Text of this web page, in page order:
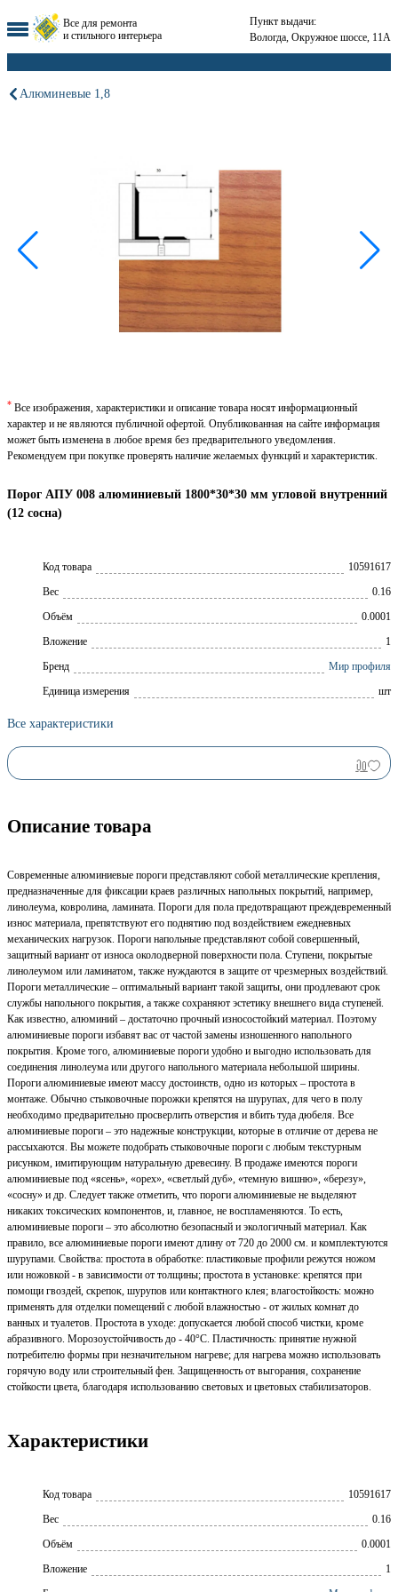
Все для ремонта
и стильного интерьера
Пункт выдачи:
Вологда, Окружное шоссе, 11А
Алюминевые 1,8
Порог АПУ 008 алюминиевый 1800*30*30 мм угловой внутренний
(12 сосна)
Код товара
10591617
Вес
0.16
Объём
0.0001
Вложение
1
Брeнд
Мир профиля
Единица измерения
шт
Все характеристики
* Все изображения, характеристики и описание товара носят информационный
характер и не являются публичной офертой. Опубликованная на сайте информация
может быть изменена в любое время без предварительного уведомления.
Рекомендуем при покупке проверять наличие желаемых функций и характеристик.
Описание товара
Современные алюминиевые пороги представляют собой металлические крепления,
предназначенные для фиксации краев различных напольных покрытий, например,
линолеума, ковролина, ламината. Пороги для пола предотвращают преждевременный
износ материала, препятствуют его поднятию под воздействием ежедневных
механических нагрузок. Пороги напольные представляют собой совершенный,
защитный вариант от износа околодверной поверхности пола. Ступени, покрытые
линолеумом или ламинатом, также нуждаются в защите от чрезмерных воздействий.
Пороги металлические – оптимальный вариант такой защиты, они продлевают срок
службы напольного покрытия, а также сохраняют эстетику внешнего вида ступеней.
Как известно, алюминий – достаточно прочный износостойкий материал. Поэтому
алюминиевые пороги избавят вас от частой замены изношенного напольного
покрытия. Кроме того, алюминиевые пороги удобно и выгодно использовать для
соединения линолеума или другого напольного материала небольшой ширины.
Пороги алюминиевые имеют массу достоинств, одно из которых – простота в
монтаже. Обычно стыковочные порожки крепятся на шурупах, для чего в полу
необходимо предварительно просверлить отверстия и вбить туда дюбеля. Все
алюминиевые пороги – это надежные конструкции, которые в отличие от дерева не
рассыхаются. Вы можете подобрать стыковочные пороги с любым текстурным
рисунком, имитирующим натуральную древесину. В продаже имеются пороги
алюминиевые под «ясень», «орех», «светлый дуб», «темную вишню», «березу»,
«сосну» и др. Следует также отметить, что пороги алюминиевые не выделяют
никаких токсических компонентов, и, главное, не воспламеняются. То есть,
алюминиевые пороги – это абсолютно безопасный и экологичный материал. Как
правило, все алюминиевые пороги имеют длину от 720 до 2000 см. и комплектуются
шурупами. Свойства: простота в обработке: пластиковые профили режутся ножом
или ножовкой - в зависимости от толщины; простота в установке: крепятся при
помощи гвоздей, скрепок, шурупов или контактного клея; влагостойкость: можно
применять для отделки помещений с любой влажностью - от жилых комнат до
ванных и туалетов. Простота в уходе: допускается любой способ чистки, кроме
абразивного. Морозоустойчивость до - 40°С. Пластичность: принятие нужной
потребителю формы при незначительном нагреве; для нагрева можно использовать
горячую воду или строительный фен. Защищенность от выгорания, сохранение
стойкости цвета, благодаря использованию световых и цветовых стабилизаторов.
Характеристики
Код товара
10591617
Вес
0.16
Объём
0.0001
Вложение
1